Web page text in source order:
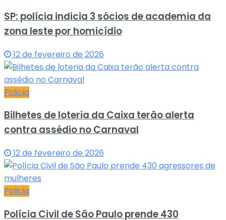
SP: polícia indicia 3 sócios de academia da
zona leste por homicídio
12 de fevereiro de 2026
Policia
Bilhetes de loteria da Caixa terão alerta
contra assédio no Carnaval
12 de fevereiro de 2026
Policia
Polícia Civil de São Paulo prende 430